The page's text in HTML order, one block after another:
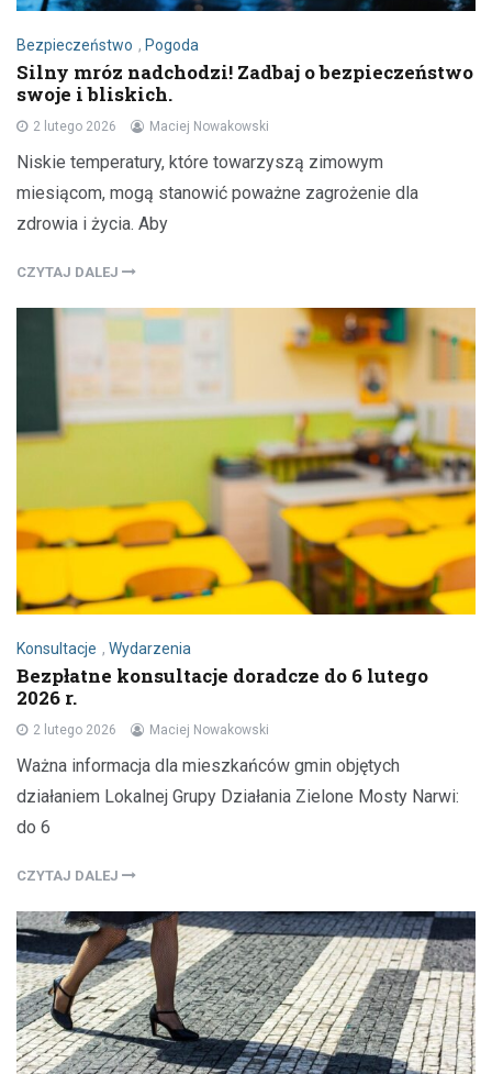
Bezpieczeństwo , Pogoda
Silny mróz nadchodzi! Zadbaj o bezpieczeństwo
swoje i bliskich.
2 lutego 2026 Maciej Nowakowski
Niskie temperatury, które towarzyszą zimowym
miesiącom, mogą stanowić poważne zagrożenie dla
zdrowia i życia. Aby
CZYTAJ DALEJ
Konsultacje , Wydarzenia
Bezpłatne konsultacje doradcze do 6 lutego
2026 r.
2 lutego 2026 Maciej Nowakowski
Ważna informacja dla mieszkańców gmin objętych
działaniem Lokalnej Grupy Działania Zielone Mosty Narwi:
do 6
CZYTAJ DALEJ